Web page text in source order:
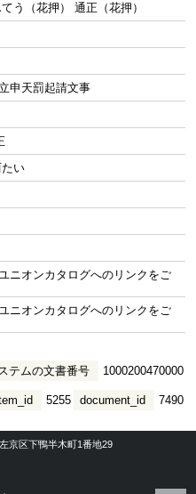
う（花押） 通正（花押）
天罰起請文事
い
ニオンカタログへのリンクをご
ニオンカタログへのリンクをご
テムの文書番号 1000200470000
document_id 7490
5255
京区下鴨半木町1番地29